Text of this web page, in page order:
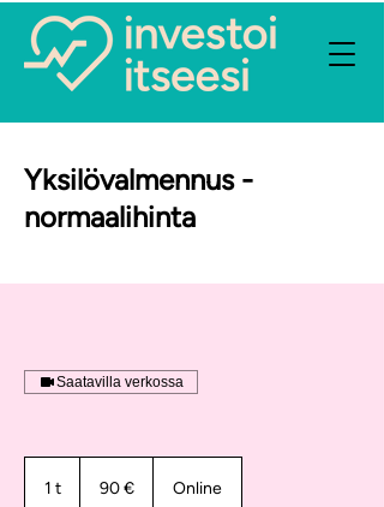
Yksilövalmennus -
normaalihinta
Saatavilla verkossa
1 t 90 € Online